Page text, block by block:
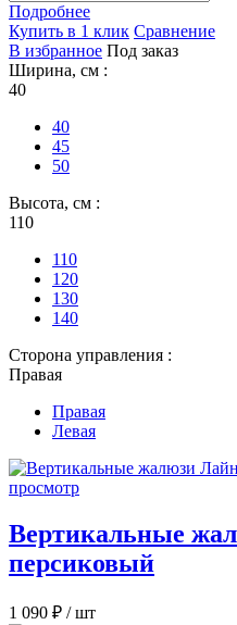
Подробнее
Купить в 1 клик Сравнение
В избранное Под заказ
Ширина, см :
40
40
45
50
Высота, см :
110
110
120
130
140
Сторона управления :
Правая
Правая
Левая
просмотр
Вертикальные
персиковый
1 090 ₽ / шт